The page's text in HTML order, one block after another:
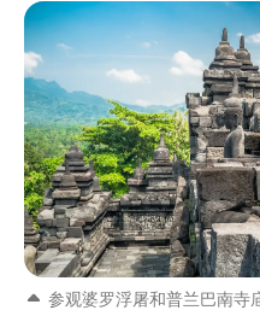
参观婆罗浮屠和普兰巴南寺